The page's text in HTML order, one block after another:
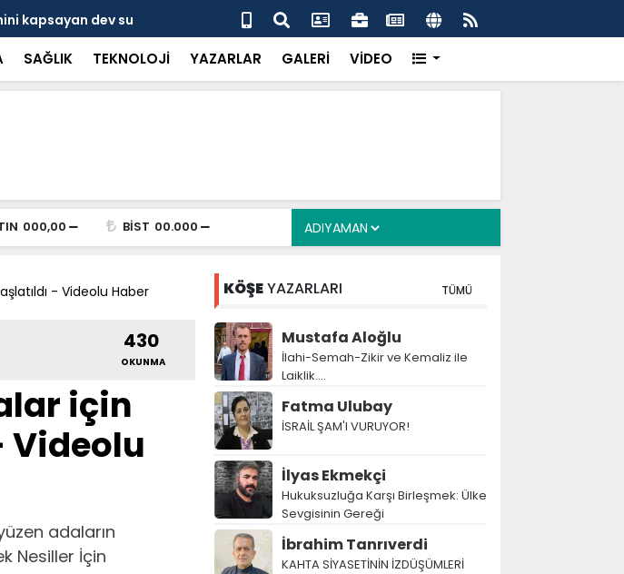
kapsayan dev su
Prof. Dr. Dalyan: ‘Fransız Enstitüsü raporu, Adıyaman'daki siyasi
kırılmayı 'metroköy' kavramıyla açıklıyor’
SAĞLIK TEKNOLOJİ YAZARLAR GALERİ VİDEO
000,00 BİST 00.000
- Videolu Haber
430
OKUNMA
için
Videolu
adaların
Nesiller İçin
KÖŞEYAZARLARI TÜMÜ
Mustafa Aloğlu
İlahi-Semah-Zikir ve Kemaliz ile
Laiklik….
Fatma Ulubay
İSRAİL ŞAM'I VURUYOR!
İlyas Ekmekçi
Hukuksuzluğa Karşı Birleşmek: Ülke
Sevgisinin Gereği
İbrahim Tanrıverdi
KAHTA SİYASETİNİN İZDÜŞÜMLERİ